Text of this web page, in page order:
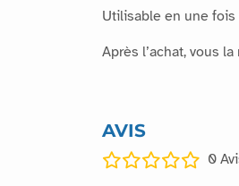
Utilisable en une fois
Après l’achat, vous
AVIS
0